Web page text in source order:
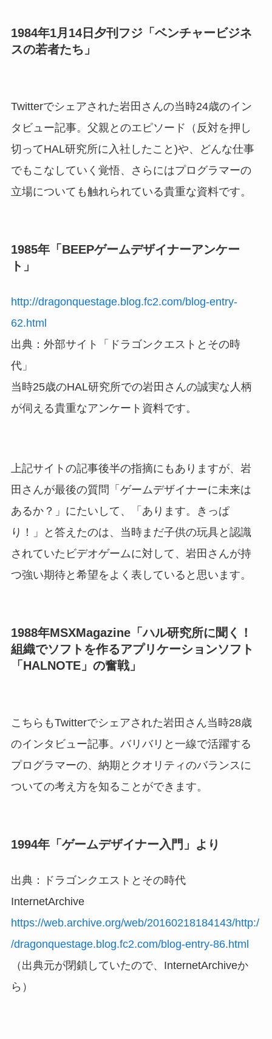
1984年1月14日夕刊フジ「ベンチャービジネ
スの若者たち」
Twitterでシェアされた岩田さんの当時24歳のイン
タビュー記事。父親とのエピソード（反対を押し
切ってHAL研究所に入社したこと)や、どんな仕事
でもこなしていく覚悟、さらにはプログラマーの
立場についても触れられている貴重な資料です。
1985年「BEEPゲームデザイナーアンケー
ト」
http://dragonquestage.blog.fc2.com/blog-entry-
62.html
出典：外部サイト「ドラゴンクエストとその時
代」
当時25歳のHAL研究所での岩田さんの誠実な人柄
が伺える貴重なアンケート資料です。
上記サイトの記事後半の指摘にもありますが、岩
田さんが最後の質問「ゲームデザイナーに未来は
あるか？」にたいして、「あります。きっぱ
り！」と答えたのは、当時まだ子供の玩具と認識
されていたビデオゲームに対して、岩田さんが持
つ強い期待と希望をよく表していると思います。
1988年MSXMagazine「ハル研究所に聞く！
組織でソフトを作るアプリケーションソフト
「HALNOTE」の奮戦」
こちらもTwitterでシェアされた岩田さん当時28歳
のインタビュー記事。バリバリと一線で活躍する
プログラマーの、納期とクオリティのバランスに
ついての考え方を知ることができます。
1994年「ゲームデザイナー入門」より
出典：ドラゴンクエストとその時代
InternetArchive
https://web.archive.org/web/20160218184143/http:/
/dragonquestage.blog.fc2.com/blog-entry-86.html
（出典元が閉鎖していたので、InternetArchiveか
ら）